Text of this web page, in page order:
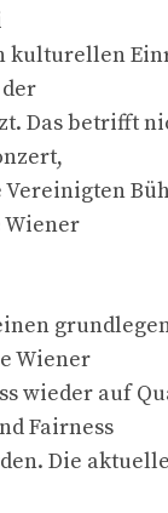
kulturellen
Das betrifft
Vereinigten
Wiener
Wiener
wieder auf
Fairness
Die